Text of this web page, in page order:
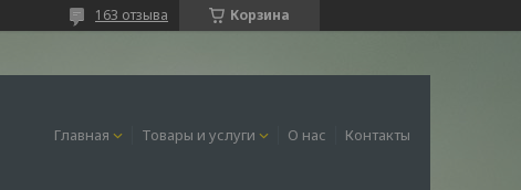
Корзина
163 отзыва
Главная Товары и услуги О нас Контакты